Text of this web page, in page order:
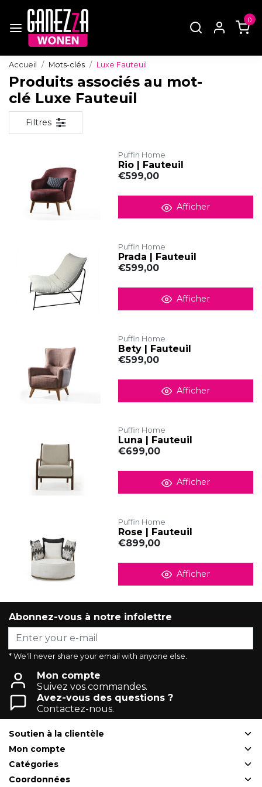
0
Accueil Mots-clés Luxe Fauteuil
Produits associés au mot-
clé Luxe Fauteuil
Filtres
Puffin Home
Rio | Fauteuil
€599,00
Afficher
Puffin Home
Prada | Fauteuil
€599,00
Afficher
Puffin Home
Bety | Fauteuil
€599,00
Afficher
Puffin Home
Luna | Fauteuil
€699,00
Afficher
Puffin Home
Rose | Fauteuil
€899,00
Afficher
Abonnez-vous à notre infolettre
* We'll never share your email with anyone else.
Mon compte
Suivez vos commandes.
Avez-vous des questions ?
Contactez-nous.
Soutien à la clientèle
Mon compte
Catégories
Coordonnées